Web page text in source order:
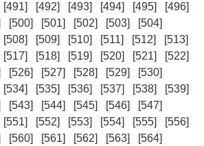
[491] [492] [493] [494] [495]
[496]
[500] [501] [502] [503]
[504]
[508] [509] [510] [511] [512]
[513]
[517] [518] [519] [520] [521]
[522]
[526] [527] [528] [529]
[530]
[534] [535] [536] [537] [538]
[539]
[543] [544] [545] [546]
[547]
[551] [552] [553] [554] [555]
[556]
[560] [561] [562] [563]
[564]